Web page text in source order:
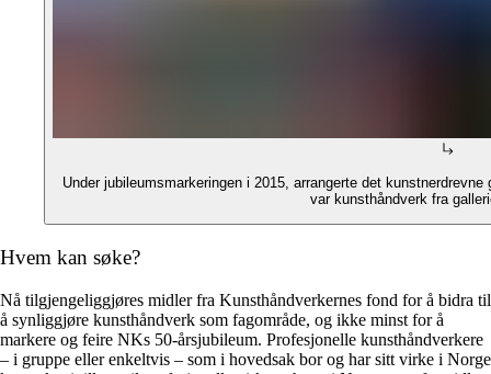
Under jubileumsmarkeringen i 2015, arrangerte det
var kunsthåndverk fra
Hvem kan søke?
Nå tilgjengeliggjøres midler fra Kunsthåndverkernes fond for å bidra til
å synliggjøre kunsthåndverk som fagområde, og ikke minst for å
markere og feire NKs 50-årsjubileum. Profesjonelle kunsthåndverkere
– i gruppe eller enkeltvis – som i hovedsak bor og har sitt virke i Norge